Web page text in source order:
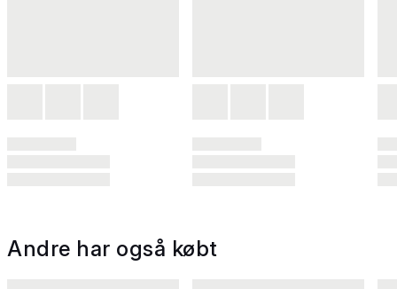
Andre har også købt